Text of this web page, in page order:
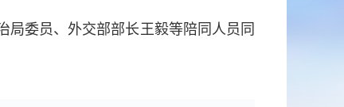
局委员、外交部部长王毅等陪同人员同